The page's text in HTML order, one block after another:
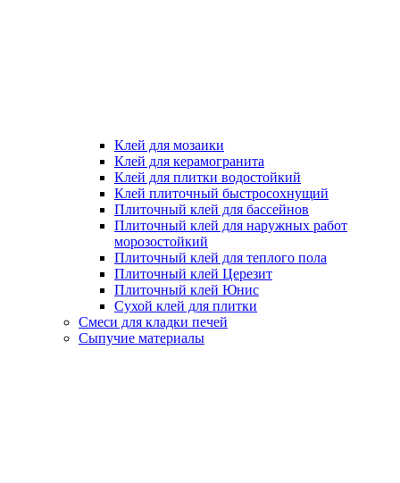
Клей для мозаики
Клей для керамогранита
Клей для плитки водостойкий
Клей плиточный быстросохнущий
Плиточный клей для бассейнов
Плиточный клей для наружных работ
морозостойкий
Плиточный клей для теплого пола
Плиточный клей Церезит
Плиточный клей Юнис
Сухой клей для плитки
Смеси для кладки печей
Сыпучие материалы